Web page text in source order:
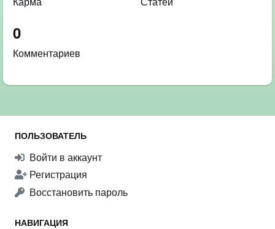
0
Комментариев
ПОЛЬЗОВАТЕЛЬ
Войти в аккаунт
Регистрация
Восстановить пароль
НАВИГАЦИЯ